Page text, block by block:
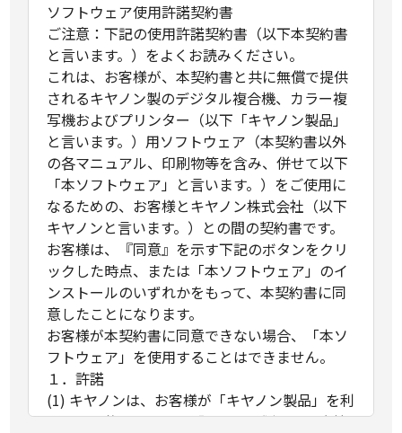
ソフトウェア使用許諾契約書
ご注意：下記の使用許諾契約書（以下本契約書
と言います。）をよくお読みください。
これは、お客様が、本契約書と共に無償で提供
されるキヤノン製のデジタル複合機、カラー複
写機およびプリンター（以下「キヤノン製品」
と言います。）用ソフトウェア（本契約書以外
の各マニュアル、印刷物等を含み、併せて以下
「本ソフトウェア」と言います。）をご使用に
なるための、お客様とキヤノン株式会社（以下
キヤノンと言います。）との間の契約書です。
お客様は、『同意』を示す下記のボタンをクリ
ックした時点、または「本ソフトウェア」のイ
ンストールのいずれかをもって、本契約書に同
意したことになります。
お客様が本契約書に同意できない場合、「本ソ
フトウェア」を使用することはできません。
１．許諾
(1) キヤノンは、お客様が「キヤノン製品」を利
用する目的のために、「キヤノン製品」に直接